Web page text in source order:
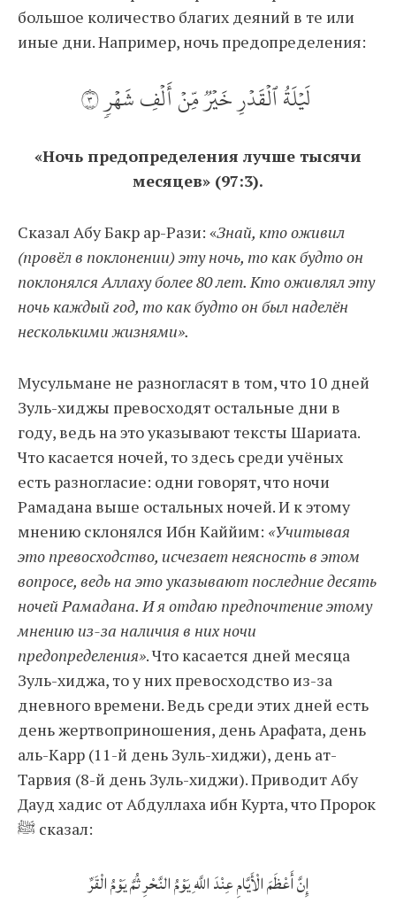
большое количество благих деяний в те или
иные дни. Например, ночь предопределения:
لَيۡلَةُ ٱلۡقَدۡرِ خَيۡرٞ مِّنۡ أَلۡفِ شَهۡرٖ ٣
«Ночь предопределения лучше тысячи
месяцев» (97:3).
Сказал Абу Бакр ар-Рази: «Знай, кто оживил
(провёл в поклонении) эту ночь, то как будто он
поклонялся Аллаху более 80 лет. Кто оживлял эту
ночь каждый год, то как будто он был наделён
несколькими жизнями».
Мусульмане не разногласят в том, что 10 дней
Зуль-хиджы превосходят остальные дни в
году, ведь на это указывают тексты Шариата.
Что касается ночей, то здесь среди учёных
есть разногласие: одни говорят, что ночи
Рамадана выше остальных ночей. И к этому
мнению склонялся Ибн Каййим: «Учитывая
это превосходство, исчезает неясность в этом
вопросе, ведь на это указывают последние десять
ночей Рамадана. И я отдаю предпочтение этому
мнению из-за наличия в них ночи
предопределения». Что касается дней месяца
Зуль-хиджа, то у них превосходство из-за
дневного времени. Ведь среди этих дней есть
день жертвоприношения, день Арафата, день
аль-Карр (11-й день Зуль-хиджи), день ат-
Тарвия (8-й день Зуль-хиджи). Приводит Абу
Дауд хадис от Абдуллаха ибн Курта, что Пророк
ﷺ сказал:
إِنَّ أَعْظَمَ الْأَيَّامِ عِنْدَ اللَّهِ يَوْمُ النَّحْرِ ثُمَّ يَوْمُ الْقَرِّ